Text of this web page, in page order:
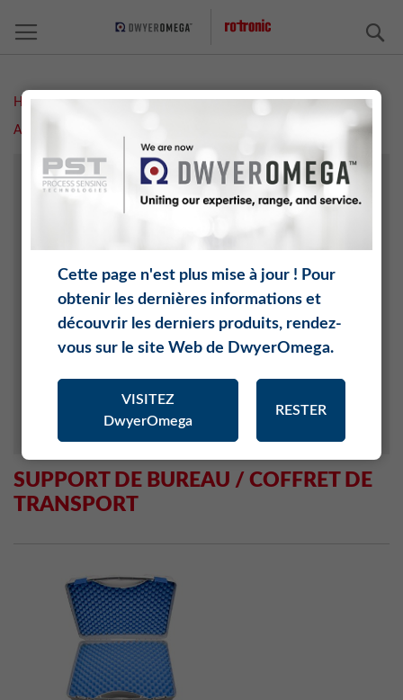
Home Measurement Solutions Humidité
Accessoires
SUPPORT DE BUREAU / COFFRET DE
TRANSPORT
HUMIDITÉ
ACTIVITÉ DE L'EAU
POINT DE ROSÉE
MONITORING SYSTEM (RMS)
Cette page n'est plus mise à jour ! Pour
obtenir les dernières informations et
découvrir les derniers produits, rendez-
vous sur le site Web de DwyerOmega.
VISITEZ
DwyerOmega
RESTER